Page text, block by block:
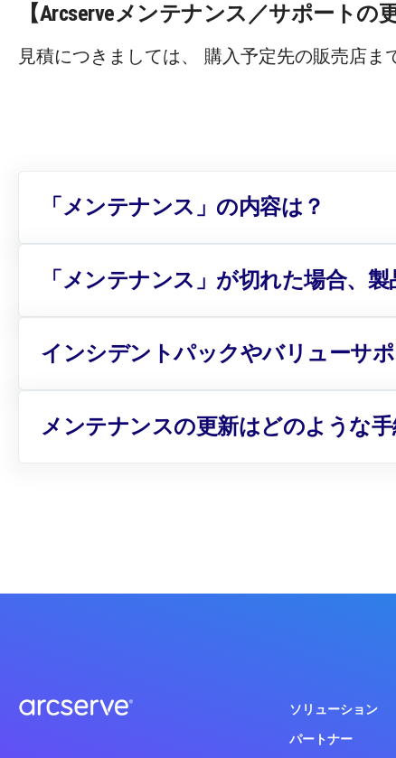
【Arcserveメンテナンス／サポートの
見積につきましては、 購入予定先の販売店ま
「メンテナンス」の内容は？
「メンテナンス」が切れた場合、
インシデントパックやバリューサ
メンテナンスの更新はどのような
ソリューション
パートナー